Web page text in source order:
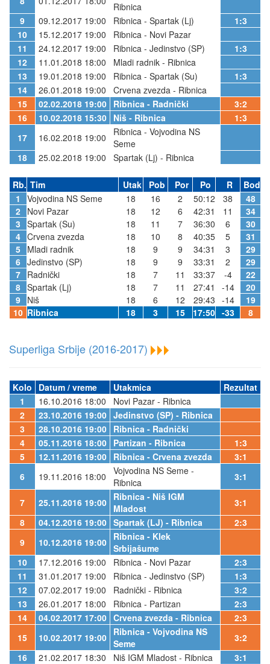
Ribnica
9
09.12.2017 19:00 Ribnica - Spartak (Lj)
1:3
10
15.12.2017 19:00
Ribnica - Novi Pazar
11
24.12.2017 19:00 Ribnica - Jedinstvo (SP)
1:3
12
11.01.2018 18:00
Mladi radnik - Ribnica
13
19.01.2018 19:00 Ribnica - Spartak (Su)
1:3
14
26.01.2018 19:00
Crvena zvezda - Ribnica
15
02.02.2018 19:00 Ribnica - Radnički
3:2
16
10.02.2018 15:30 Niš - Ribnica
1:3
17
16.02.2018 19:00
Ribnica - Vojvodina NS
Seme
18
25.02.2018 19:00 Spartak (Lj) - Ribnica
Rb. Tim Utak Pob Por Po R
Bod
1
Vojvodina NS Seme 18 16 2 50:12 38
48
2 Novi Pazar 18 12 6 42:31 11
34
3 Spartak (Su) 18 11 7 36:30 6
30
4 Crvena zvezda 18 10 8 40:35 5
31
5 Mladi radnik 18 9 9 34:31 3
29
6 Jedinstvo (SP) 18 9 9 33:31 2
29
7 Radnički 18 7 11 33:37 -4
22
8 Spartak (Lj) 18 7 11 27:41 -14
20
9 Niš 18 6 12 29:43 -14
19
10 Ribnica 18 3 15 17:50 -33 8
Superliga Srbije (2016-2017)
Kolo Datum / vreme Utakmica
Rezultat
1
16.10.2016 18:00
Novi Pazar - Ribnica
2
23.10.2016 19:00 Jedinstvo (SP) - Ribnica
3
28.10.2016 19:00 Ribnica - Radnički
4
05.11.2016 18:00 Partizan - Ribnica
1:3
5
12.11.2016 19:00 Ribnica - Crvena zvezda
3:1
6
19.11.2016 18:00
Vojvodina NS Seme -
Ribnica
3:1
7 25.11.2016 19:00 Ribnica - Niš IGM
Mladost
3:1
8
04.12.2016 19:00 Spartak (LJ) - Ribnica
2:3
9
10.12.2016 19:00 Ribnica - Klek
Srbijašume
10
17.12.2016 19:00 Ribnica - Novi Pazar
2:3
11
31.01.2017 19:00 Ribnica - Jedinstvo (SP)
1:3
12
07.02.2017 19:00 Radnički - Ribnica
3:2
13
26.01.2017 18:00 Ribnica - Partizan
2:3
14
04.02.2017 17:00 Crvena zvezda - Ribnica
2:3
15
10.02.2017 19:00 Ribnica - Vojvodina NS
Seme
3:2
16
21.02.2017 18:30 Niš IGM Mladost - Ribnica
3:1